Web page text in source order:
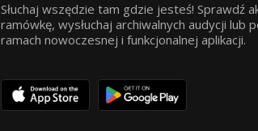
Słuchaj wszędzie tam gdzie jesteś! Sprawdź
ramówkę, wysłuchaj archiwalnych audycji lub
ramach nowoczesnej i funkcjonalnej aplikacji.